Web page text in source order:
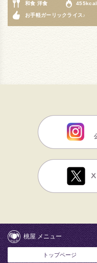
和食 洋食 455kcal
お手軽ガーリックライス♪
桃屋 メニュー
トップページ